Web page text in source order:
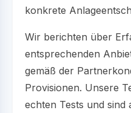
konkrete
Wir berichten über
entsprechenden
gemäß der
Provisionen. Unsere
echten Tests und sind